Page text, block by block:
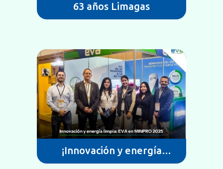
63 años Limagas
¡Innovación y energía
limpia: EVA en MINPRO